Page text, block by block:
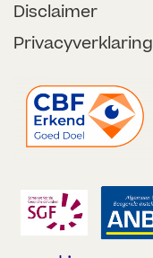
Disclaimer
Privacyverklaring